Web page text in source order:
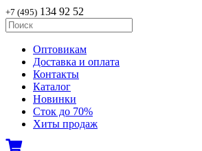
+7 (495) 134 92 52
Оптовикам
Доставка и оплата
Контакты
Каталог
Новинки
Сток до 70%
Хиты продаж